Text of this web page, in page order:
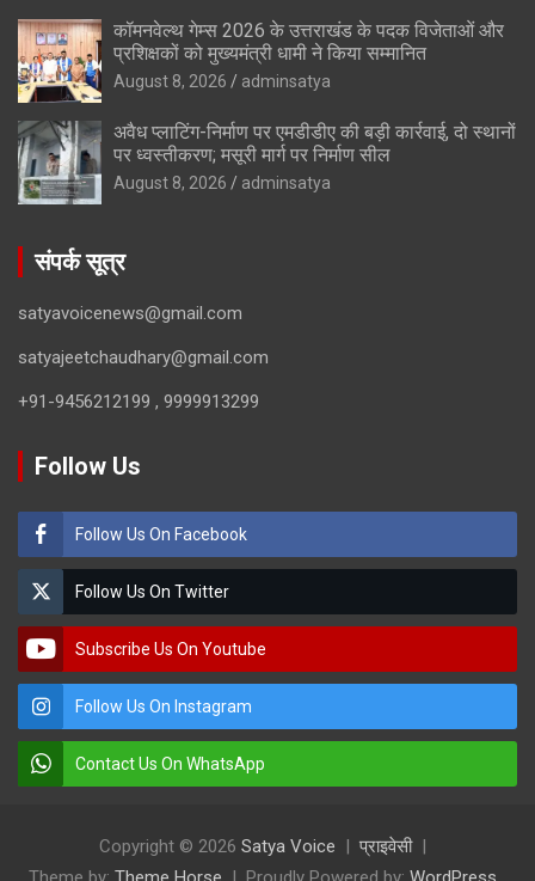
कॉमनवेल्थ गेम्स 2026 के उत्तराखंड के पदक विजेताओं और
प्रशिक्षकों को मुख्यमंत्री धामी ने किया सम्मानित
August 8, 2026 adminsatya
अवैध प्लाटिंग-निर्माण पर एमडीडीए की बड़ी कार्रवाई, दो स्थानों
पर ध्वस्तीकरण; मसूरी मार्ग पर निर्माण सील
August 8, 2026 adminsatya
संपर्क सूत्र
satyavoicenews@gmail.com
satyajeetchaudhary@gmail.com
+91-9456212199 , 9999913299
Follow Us
Follow Us On Facebook
Follow Us On Twitter
Subscribe Us On Youtube
Follow Us On Instagram
Contact Us On WhatsApp
Copyright © 2026 Satya Voice
प्राइवेसी